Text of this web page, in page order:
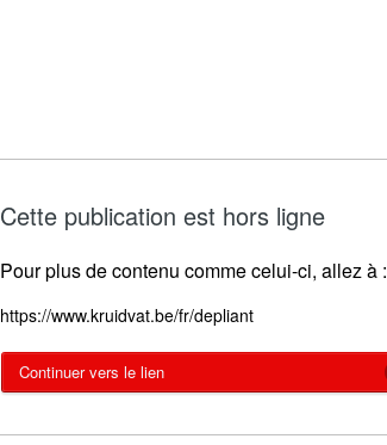
Cette publication est hors ligne
Pour plus de contenu comme celui-ci, allez à :
https://www.kruidvat.be/fr/depliant
Continuer vers le lien